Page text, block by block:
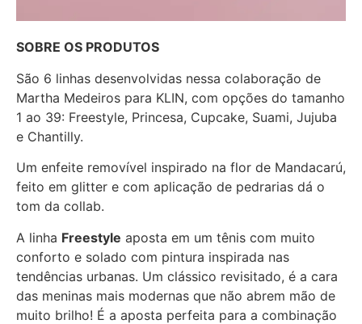
SOBRE OS PRODUTOS
São 6 linhas desenvolvidas nessa colaboração de
Martha Medeiros para KLIN, com opções do tamanho
1 ao 39: Freestyle, Princesa, Cupcake, Suami, Jujuba
e Chantilly.
Um enfeite removível inspirado na flor de Mandacarú,
feito em glitter e com aplicação de pedrarias dá o
tom da collab.
A linha Freestyle aposta em um tênis com muito
conforto e solado com pintura inspirada nas
tendências urbanas. Um clássico revisitado, é a cara
das meninas mais modernas que não abrem mão de
muito brilho! É a aposta perfeita para a combinação